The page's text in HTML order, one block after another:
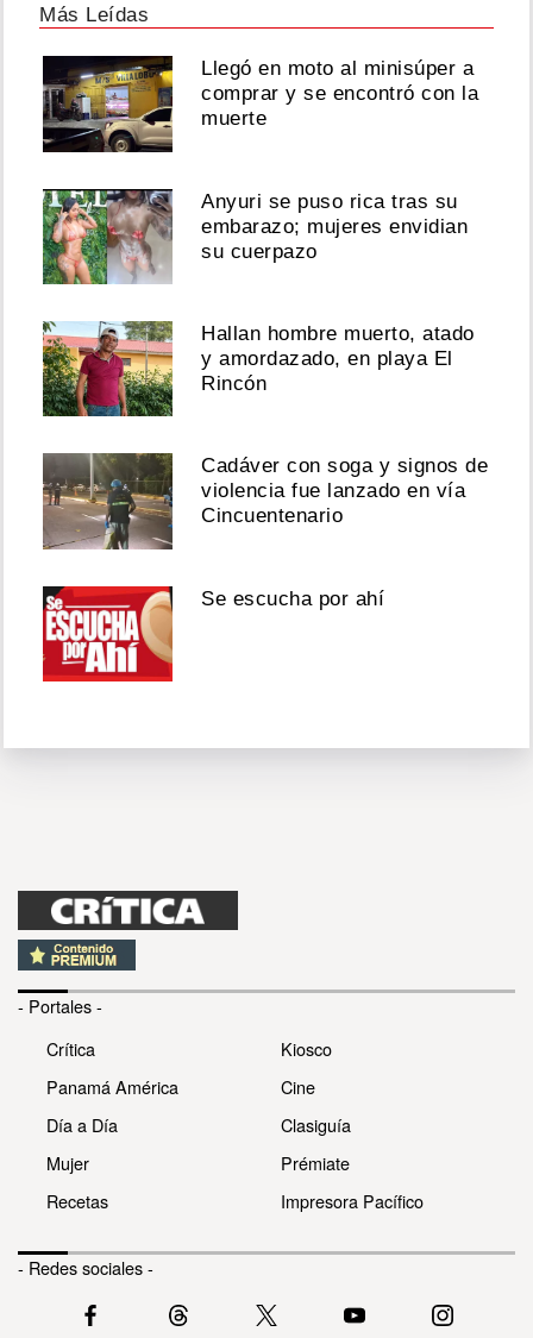
Más Leídas
Llegó en moto al minisúper a
comprar y se encontró con la
muerte
Anyuri se puso rica tras su
embarazo; mujeres envidian
su cuerpazo
Hallan hombre muerto, atado
y amordazado, en playa El
Rincón
Cadáver con soga y signos de
violencia fue lanzado en vía
Cincuentenario
Se escucha por ahí
- Portales -
Crítica
Panamá América
Día a Día
Mujer
Recetas
Kiosco
Cine
Clasiguía
Prémiate
Impresora Pacífico
- Redes sociales -